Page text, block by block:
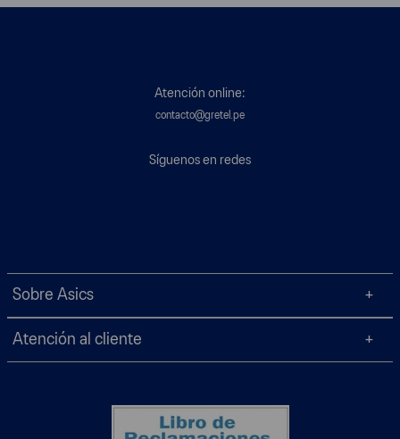
Atención online:
contacto@gretel.pe
Síguenos en redes
Sobre Asics
Atención al cliente